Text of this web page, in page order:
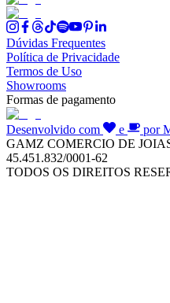
Dúvidas Frequentes
Política de Privacidade
Termos de Uso
Showrooms
Formas de pagamento
Desenvolvido com e
por
GAMZ COMERCIO DE
45.451.832/0001-62
TODOS OS DIREITOS